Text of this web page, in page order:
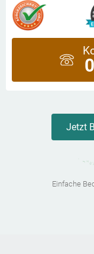
Jetzt
Einfache